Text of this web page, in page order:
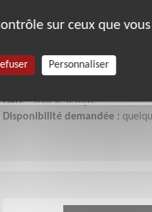
Animateur pour le
Monaco- pour
Lieu :MONACO (98000)
Type :
Développement, Fonds,
AFM -
Date :Tout le temps
Disponibilité demandée :
sur ceux que
Personnaliser